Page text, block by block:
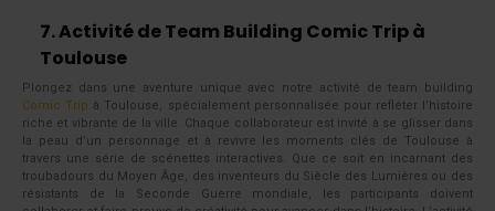
7. Activité de Team Building Comic Trip à
Toulouse
Plongez dans une aventure unique avec notre activité de team building
Comic Trip à Toulouse, spécialement personnalisée pour refléter l’histoire
riche et vibrante de la ville. Chaque collaborateur est invité à se glisser dans
la peau d’un personnage et à revivre les moments clés de Toulouse à
travers une série de scénettes interactives. Que ce soit en incarnant des
troubadours du Moyen Âge, des inventeurs du Siècle des Lumières ou des
résistants de la Seconde Guerre mondiale, les participants doivent